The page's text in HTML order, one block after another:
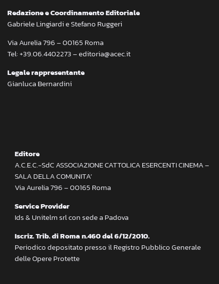
Redazione e Coordinamento Editoriale
Gabriele Lingiardi e Stefano Ruggeri
Via Aurelia 796 – 00165 Roma
Tel: +39.06.4402273 – editoria@acec.it
Legale rappresentante
Gianluca Bernardini
Editore
A.C.E.C.-SdC ASSOCIAZIONE CATTOLICA ESERCENTI CINEMA –
SALA DELLA COMUNITA’
Via Aurelia 796 – 00165 Roma
Service Provider
Ids & Unitelm srl con sede a Padova
Iscriz. Trib. di Roma n.460 del 6/12/2010.
Periodico depositato presso il Registro Pubblico Generale
delle Opere Protette